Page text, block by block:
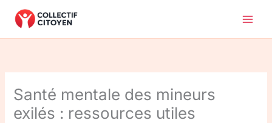
Santé mentale des mineurs
exilés : ressources utiles